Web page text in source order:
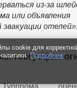
из-за
или объявления
эвакуации отелей».
география
cookie для
Подробнее